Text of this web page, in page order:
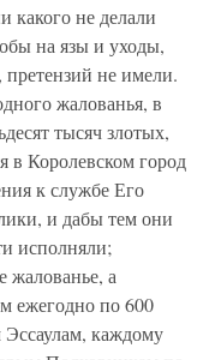
какого не делали
на язы и уходы,
не имели.
жалованья, в
тысяч злотых,
в Королевском город
к службе Его
и дабы тем они
исполняли;
жалованье, а
ежегодно по 600
каждому